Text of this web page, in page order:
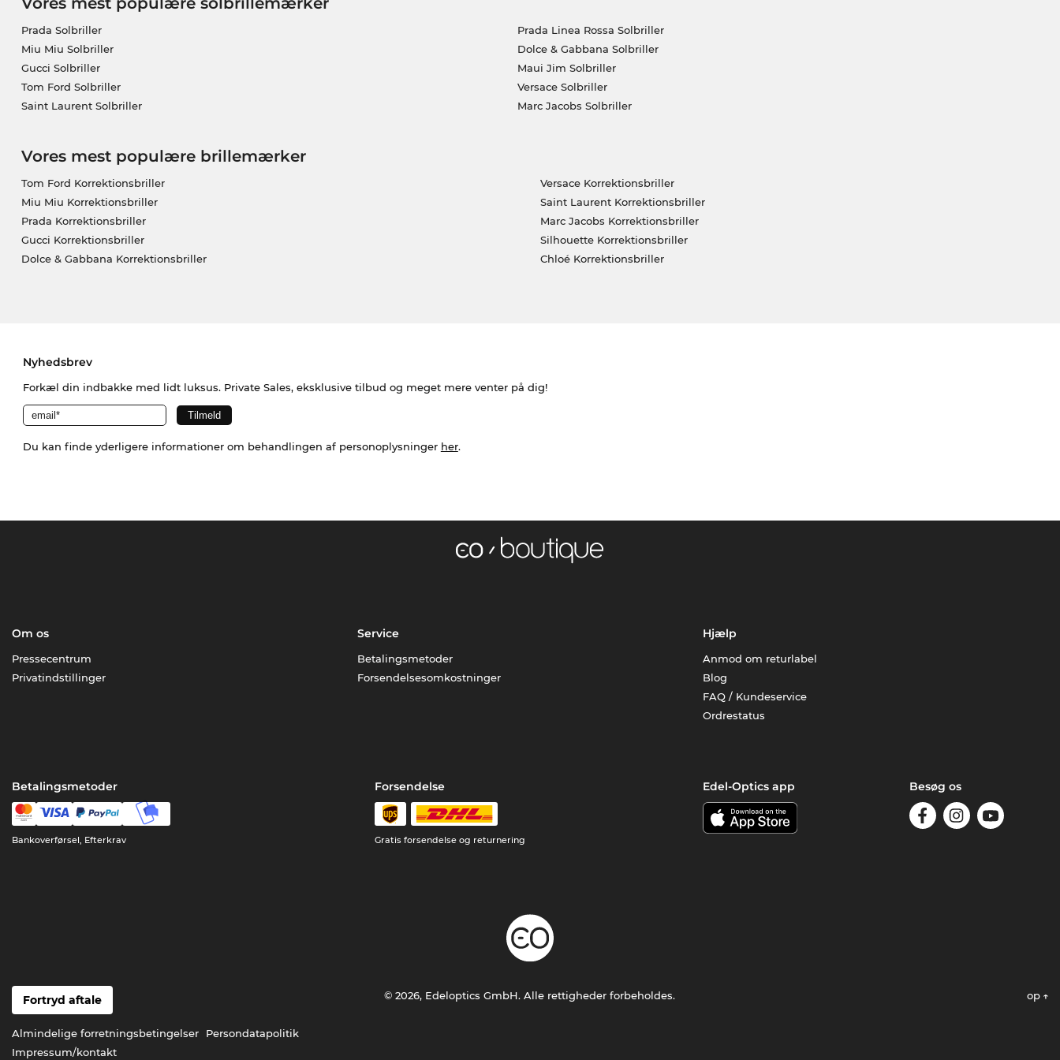
Prada Solbriller
Miu Miu Solbriller
Gucci Solbriller
Tom Ford Solbriller
Saint Laurent Solbriller
Prada Linea Rossa Solbriller
Dolce & Gabbana Solbriller
Maui Jim Solbriller
Versace Solbriller
Marc Jacobs Solbriller
Vores mest populære brillemærker
Tom Ford Korrektionsbriller
Miu Miu Korrektionsbriller
Prada Korrektionsbriller
Gucci Korrektionsbriller
Dolce & Gabbana Korrektionsbriller
Versace Korrektionsbriller
Saint Laurent Korrektionsbriller
Marc Jacobs Korrektionsbriller
Silhouette Korrektionsbriller
Chloé Korrektionsbriller
Nyhedsbrev
Forkæl din indbakke med lidt luksus. Private Sales, eksklusive tilbud og meget mere venter på dig!
Du kan finde yderligere informationer om behandlingen af personoplysninger her.
Om os
Pressecentrum
Privatindstillinger
Service
Betalingsmetoder
Forsendelsesomkostninger
Hjælp
Anmod om returlabel
Blog
FAQ / Kundeservice
Ordrestatus
Betalingsmetoder
Bankoverførsel, Efterkrav
Forsendelse
Gratis forsendelse og returnering
Edel-Optics app Besøg os
Fortryd aftale
Almindelige forretningsbetingelser
Persondatapolitik
Impressum/kontakt
© 2026, Edeloptics GmbH. Alle rettigheder forbeholdes. op